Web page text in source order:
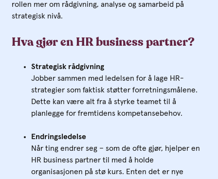
rollen mer om rådgivning, analyse og samarbeid på
strategisk nivå.
Hva gjør en HR business partner?
Strategisk rådgivning
Jobber sammen med ledelsen for å lage HR-
strategier som faktisk støtter forretningsmålene.
Dette kan være alt fra å styrke teamet til å
planlegge for fremtidens kompetansebehov.
Endringsledelse
Når ting endrer seg – som de ofte gjør, hjelper en
HR business partner til med å holde
organisasjonen på stø kurs. Enten det er nye